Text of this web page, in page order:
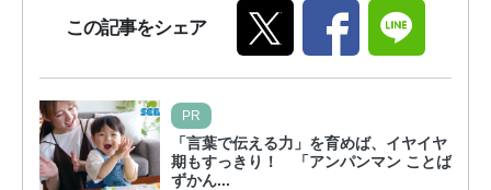
この記事をシェア
PR
「言葉で伝える力」を育めば、イヤイヤ
期もすっきり！ 「アンパンマン ことば
ずかん...